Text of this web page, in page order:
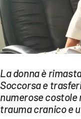
Streaming
LAC TV
LaC
La donna è
Soccorsa e
numerose
trauma cranico e